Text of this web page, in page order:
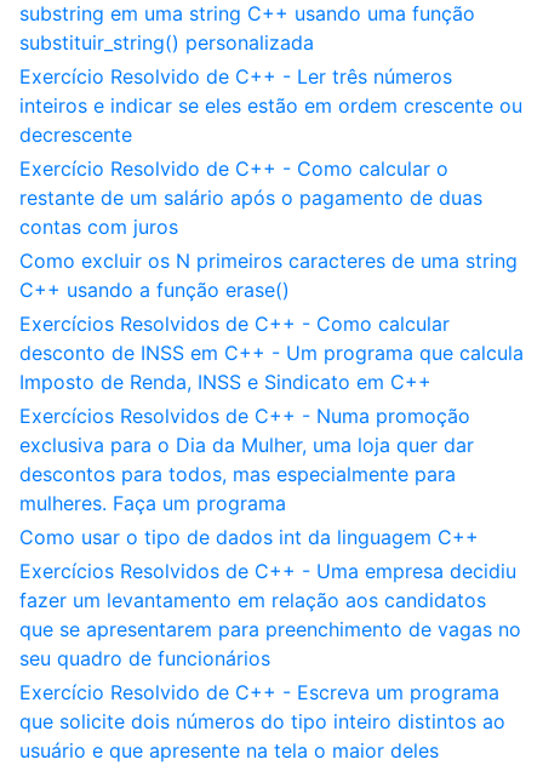
substring em uma string C++ usando uma função
substituir_string() personalizada
Exercício Resolvido de C++ - Ler três números
inteiros e indicar se eles estão em ordem crescente ou
decrescente
Exercício Resolvido de C++ - Como calcular o
restante de um salário após o pagamento de duas
contas com juros
Como excluir os N primeiros caracteres de uma string
C++ usando a função erase()
Exercícios Resolvidos de C++ - Como calcular
desconto de INSS em C++ - Um programa que calcula
Imposto de Renda, INSS e Sindicato em C++
Exercícios Resolvidos de C++ - Numa promoção
exclusiva para o Dia da Mulher, uma loja quer dar
descontos para todos, mas especialmente para
mulheres. Faça um programa
Como usar o tipo de dados int da linguagem C++
Exercícios Resolvidos de C++ - Uma empresa decidiu
fazer um levantamento em relação aos candidatos
que se apresentarem para preenchimento de vagas no
seu quadro de funcionários
Exercício Resolvido de C++ - Escreva um programa
que solicite dois números do tipo inteiro distintos ao
usuário e que apresente na tela o maior deles